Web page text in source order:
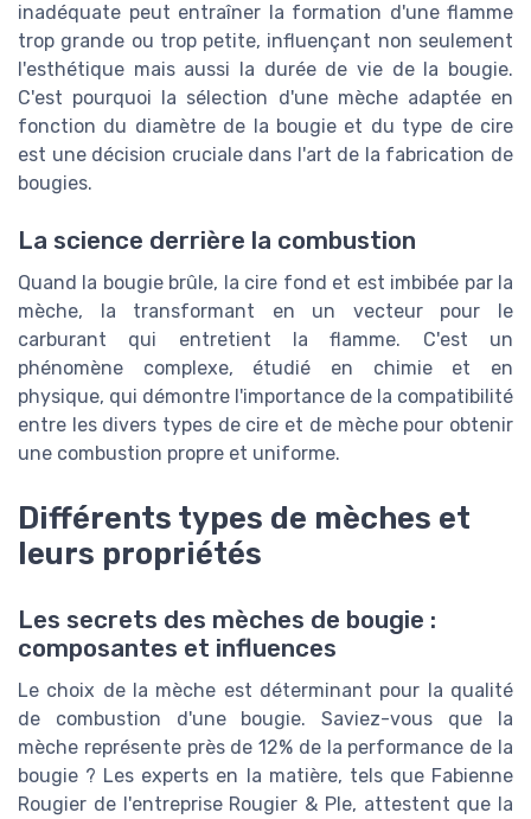
inadéquate peut entraîner la formation d'une flamme
trop grande ou trop petite, influençant non seulement
l'esthétique mais aussi la durée de vie de la bougie.
C'est pourquoi la sélection d'une mèche adaptée en
fonction du diamètre de la bougie et du type de cire
est une décision cruciale dans l'art de la fabrication de
bougies.
La science derrière la combustion
Quand la bougie brûle, la cire fond et est imbibée par la
mèche, la transformant en un vecteur pour le
carburant qui entretient la flamme. C'est un
phénomène complexe, étudié en chimie et en
physique, qui démontre l'importance de la compatibilité
entre les divers types de cire et de mèche pour obtenir
une combustion propre et uniforme.
Différents types de mèches et
leurs propriétés
Les secrets des mèches de bougie :
composantes et influences
Le choix de la mèche est déterminant pour la qualité
de combustion d'une bougie. Saviez-vous que la
mèche représente près de 12% de la performance de la
bougie ? Les experts en la matière, tels que Fabienne
Rougier de l'entreprise Rougier & Ple, attestent que la